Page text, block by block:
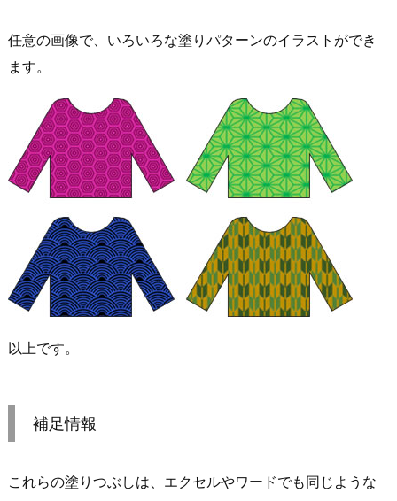
任意の画像で、いろいろな塗りパターンのイラストができ
ます。
以上です。
補足情報
これらの塗りつぶしは、エクセルやワードでも同じような